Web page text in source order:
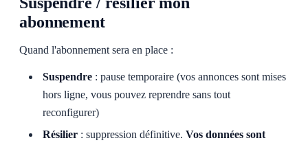
abonnement
Quand l'abonnement sera en place :
Suspendre : pause temporaire (vos annonces sont mises
hors ligne, vous pouvez reprendre sans tout
reconfigurer)
Résilier : suppression définitive.Vos données sont